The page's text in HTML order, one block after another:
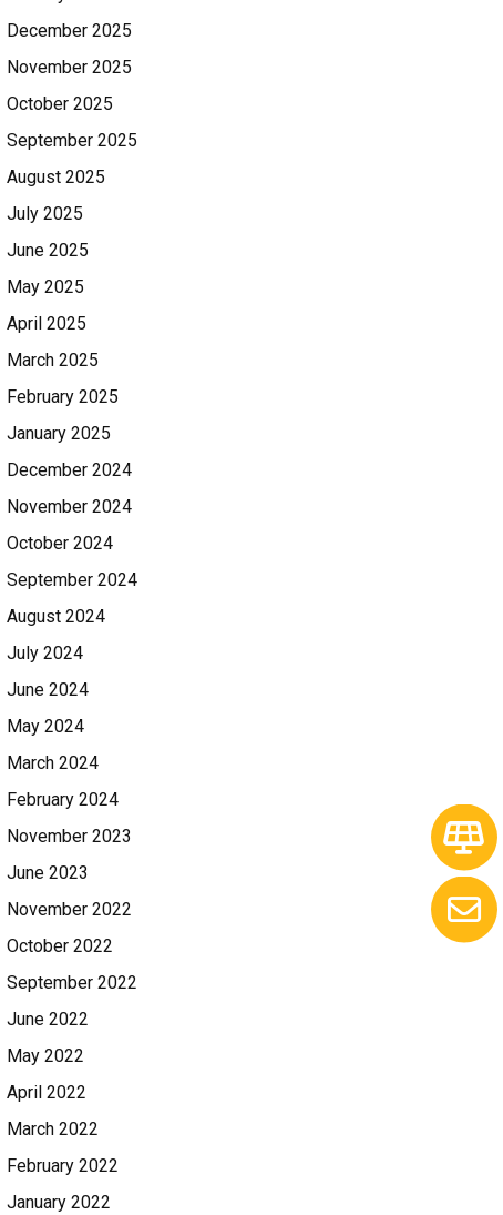
December 2025
November 2025
October 2025
September 2025
August 2025
July 2025
June 2025
May 2025
April 2025
March 2025
February 2025
January 2025
December 2024
November 2024
October 2024
September 2024
August 2024
July 2024
June 2024
May 2024
March 2024
February 2024
November 2023
June 2023
November 2022
October 2022
September 2022
June 2022
May 2022
April 2022
March 2022
February 2022
January 2022